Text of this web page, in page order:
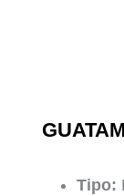
Tipo: